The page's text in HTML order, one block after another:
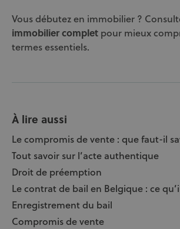
Vous débutez en immobilier ?
immobilier complet pour mieux
termes essentiels.
À lire aussi
Le compromis de vente : que faut-il
Tout savoir sur l’acte authentique
Droit de préemption
Le contrat de bail en Belgique : ce
Enregistrement du bail
Compromis de vente